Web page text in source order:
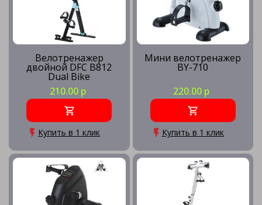
Велотренажер
двойной DFC B812
Dual Bike
210.00 р
Купить в 1 клик
Мини велотренажер
BY-710
220.00 р
Купить в 1 клик